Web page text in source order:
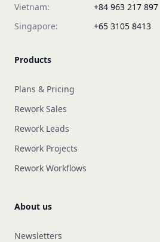
Vietnam:
+84 963 217 897
Singapore:
+65 3105 8413
Products
Plans & Pricing
Rework Sales
Rework Leads
Rework Projects
Rework Workflows
About us
Newsletters